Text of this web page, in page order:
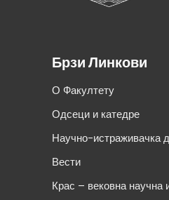
Брзи Линкови
О Факултету
Одсеци и катедре
Научно-истраживачка
Вести
Крас – вековна научна